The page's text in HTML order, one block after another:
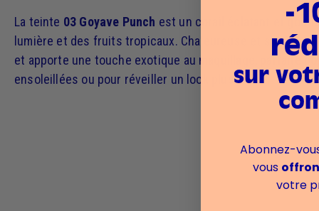
La teinte 03 Goyave Punch est un corail éclatant et
lumière et des fruits tropicaux. Chaleureuse et solaire,
et apporte une touche exotique au maquillage, parfaite
ensoleillées ou pour réveiller un look plus sobre.
-
sur
Abonnez-
vous
votre